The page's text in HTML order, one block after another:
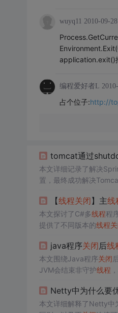
wuyq11 2010-09-28
application.exit()
编程爱好者L
占个位子:http://
tomcat通过
本文详细记录了解决
置，最终成功解决
【线程关闭】主线
本文探讨了C#多线程程
提供了不同版本的线程
java程序关闭后线
本文围绕Java程序关闭
JVM会结束非守护线程
Netty中为什么要
本文详细解释了Netty中